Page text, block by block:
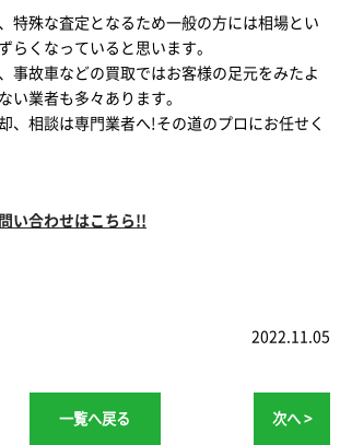
特殊な査定となるため一般の方には相場とい
らくなっていると思います。
事故車などの買取ではお客様の足元をみたよ
い業者も多々あります。
、相談は専門業者へ!その道のプロにお任せく
い合わせはこちら!!
2022.11.05
一覧へ戻る 次へ >